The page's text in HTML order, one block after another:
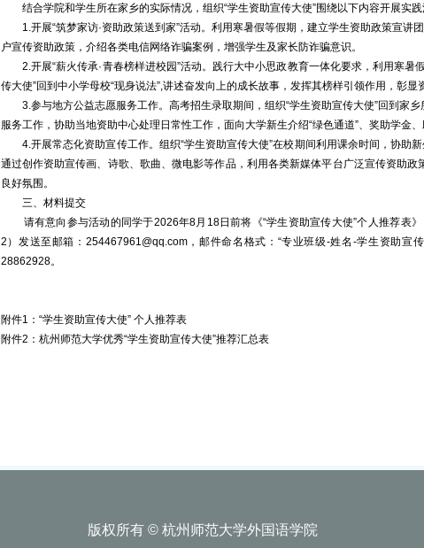
结合学院和学生所在家乡的实际情况，组织“学生资助宣传大使”围绕以下内容开展实践
1.开展“筑梦家访·资助政策送到家”活动。利用寒暑假等假期，建立学生资助政策宣讲
户宣传资助政策，介绍各类电信网络诈骗案例，增强学生及家长防诈骗意识。
2.开展“薪火传承·青春榜样进校园”活动。践行大中小思政教育一体化要求，利用寒暑
传大使”回到中小学母校“现身说法”,讲述奋发向上的成长故事，发挥其榜样引领作用，彰
3.参与地方公益志愿服务工作。高考招生录取期间，组织“学生资助宣传大使”回到家
服务工作，协助当地资助中心处理日常性工作，面向大学新生介绍“绿色通道”、奖助学金、
4.开展常态化资助宣传工作。组织“学生资助宣传大使”在校期间利用课余时间，协助新
通过创作资助宣传画、诗歌、歌曲、微电影等作品，利用各类新媒体平台广泛宣传资助
良好氛围。
三、材料提交
请有意向参与活动的同学于2026年8月18日前将《“学生资助宣传大使”个人推荐表》
2）发送至邮箱：254467961@qq.com，邮件命名格式：“专业班级-姓名-学生资助宣
28862928。
附件1：“学生资助宣传大使” 个人推荐表
附件2：杭州师范大学优秀“学生资助宣传大使”推荐汇总表
版权所有 © 杭州师范大学外国语学院